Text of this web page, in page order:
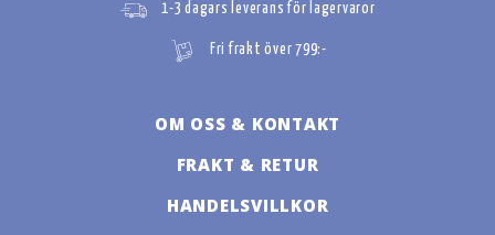
1-3 dagars leverans för lagervaror
Fri frakt över 799:-
OM OSS & KONTAKT
FRAKT & RETUR
HANDELSVILLKOR